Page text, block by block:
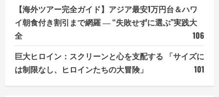
【海外ツアー完全ガイド】アジア最安1万円台＆ハワ
イ朝食付き割引まで網羅 ― “失敗せずに選ぶ”実践大
全
106
巨大ヒロイン：スクリーンと心を支配する 「サイズに
は制限なし、ヒロインたちの大冒険」
101